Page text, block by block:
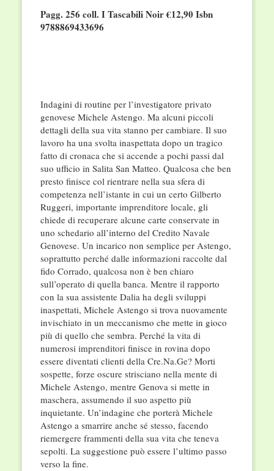
Pagg. 256 coll. I Tascabili Noir €12,90 Isbn
9788869433696
Indagini di routine per l’investigatore privato
genovese Michele Astengo. Ma alcuni piccoli
dettagli della sua vita stanno per cambiare. Il suo
lavoro ha una svolta inaspettata dopo un tragico
fatto di cronaca che si accende a pochi passi dal
suo ufficio in Salita San Matteo. Qualcosa che ben
presto finisce col rientrare nella sua sfera di
competenza nell’istante in cui un certo Gilberto
Ruggeri, importante imprenditore locale, gli
chiede di recuperare alcune carte conservate in
uno schedario all’interno del Credito Navale
Genovese. Un incarico non semplice per Astengo,
soprattutto perché dalle informazioni raccolte dal
fido Corrado, qualcosa non è ben chiaro
sull’operato di quella banca. Mentre il rapporto
con la sua assistente Dalia ha degli sviluppi
inaspettati, Michele Astengo si trova nuovamente
invischiato in un meccanismo che mette in gioco
più di quello che sembra. Perché la vita di
numerosi imprenditori finisce in rovina dopo
essere diventati clienti della Cre.Na.Ge? Morti
sospette, forze oscure strisciano nella mente di
Michele Astengo, mentre Genova si mette in
maschera, assumendo il suo aspetto più
inquietante. Un’indagine che porterà Michele
Astengo a smarrire anche sé stesso, facendo
riemergere frammenti della sua vita che teneva
sepolti. La suggestione può essere l’ultimo passo
verso la fine.